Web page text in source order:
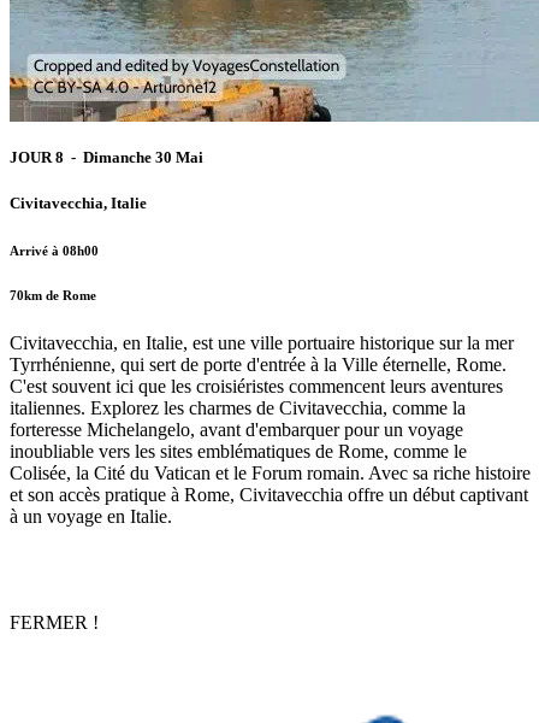
JOUR 8 - Dimanche 30 Mai
Civitavecchia, Italie
Arrivé à 08h00
70km de Rome
Civitavecchia, en Italie, est une ville portuaire historique sur la mer
Tyrrhénienne, qui sert de porte d'entrée à la Ville éternelle, Rome.
C'est souvent ici que les croisiéristes commencent leurs aventures
italiennes. Explorez les charmes de Civitavecchia, comme la
forteresse Michelangelo, avant d'embarquer pour un voyage
inoubliable vers les sites emblématiques de Rome, comme le
Colisée, la Cité du Vatican et le Forum romain. Avec sa riche histoire
et son accès pratique à Rome, Civitavecchia offre un début captivant
à un voyage en Italie.
FERMER !